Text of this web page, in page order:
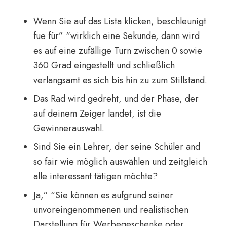
Wenn Sie auf das Lista klicken, beschleunigt
fue für” “wirklich eine Sekunde, dann wird
es auf eine zufällige Turn zwischen 0 sowie
360 Grad eingestellt und schließlich
verlangsamt es sich bis hin zu zum Stillstand.
Das Rad wird gedreht, und der Phase, der
auf deinem Zeiger landet, ist die
Gewinnerauswahl.
Sind Sie ein Lehrer, der seine Schüler and
so fair wie möglich auswählen und zeitgleich
alle interessant tätigen möchte?
Ja,” “Sie können es aufgrund seiner
unvoreingenommenen und realistischen